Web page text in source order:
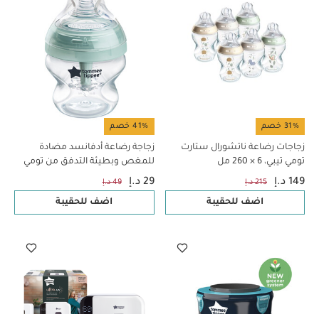
31% خصم
زجاجات رضاعة ناتشورال ستارت
تومي تيبي، 6 × 260 مل
149 د.إ 215 د.إ
اضف للحقيبة
41% خصم
زجاجة رضاعة أدفانسد مضادة
للمغص وبطيئة التدفق من تومي
تيبي - 150 ملل
29 د.إ 49 د.إ
اضف للحقيبة